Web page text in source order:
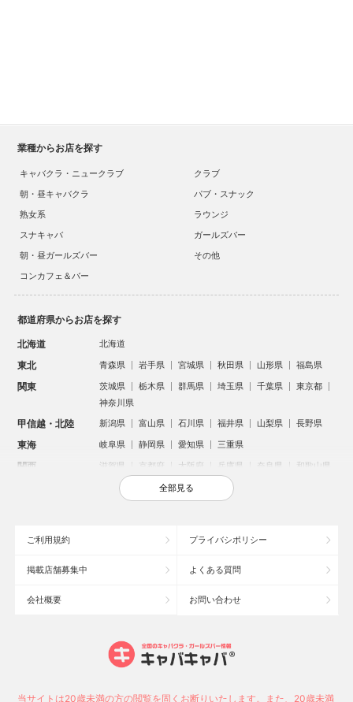
業種からお店を探す
キャバクラ・ニュークラブ
クラブ
朝・昼キャバクラ
パブ・スナック
熟女系
ラウンジ
スナキャバ
ガールズバー
朝・昼ガールズバー
その他
コンカフェ＆バー
都道府県からお店を探す
北海道 北海道
東北 青森県 岩手県 宮城県 秋田県 山形県 福島県
関東 茨城県 栃木県 群馬県 埼玉県 千葉県
東京都
神奈川県
甲信越・北陸 新潟県 富山県 石川県 福井県 山梨県 長野県
東海 岐阜県 静岡県 愛知県 三重県
関西 滋賀県 京都府 大阪府 兵庫県 奈良県 和歌山県
鳥取県 島根県 岡山県 広島県
沖縄県
大宮のキャバクラ
六本木のキャバクラ
池袋駅（西口）のキャバクラ
全部見る
ご利用規約 プライバシポリシー
掲載店舗募集中 よくある質問
会社概要 お問い合わせ
当サイトは20歳未満の方の閲覧を固くお断りいたします。また、20歳未満